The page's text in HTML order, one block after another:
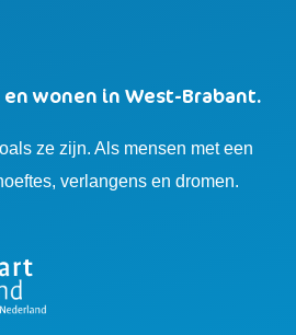
wonen in West-Brabant.
ze zijn. Als mensen met een
verlangens en dromen.